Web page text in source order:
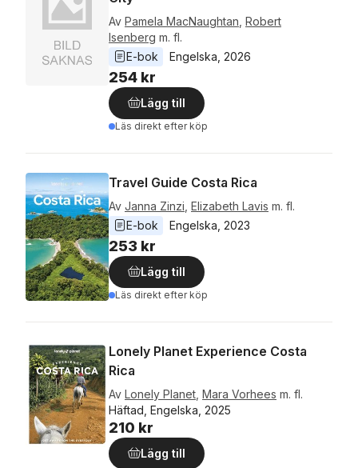
Av Pamela MacNaughtan Robert
Isenberg m. fl.
E-bok
Engelska 2026
254 kr
Lägg till
Läs direkt efter köp
Travel Guide Costa Rica
Av Janna Zinzi Elizabeth Lavis m. fl.
E-bok
Engelska 2023
253 kr
Lägg till
Läs direkt efter köp
Lonely Planet Experience Costa
Rica
Av Lonely Planet Mara Vorhees m. fl.
Häftad, Engelska, 2025
210 kr
Lägg till